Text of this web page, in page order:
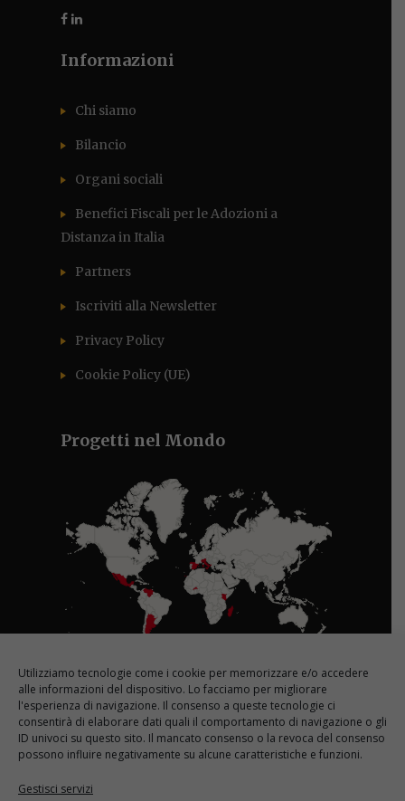
Utilizziamo tecnologie come i cookie per memorizzare e/o accedere
alle informazioni del dispositivo. Lo facciamo per migliorare
l'esperienza di navigazione. Il consenso a queste tecnologie ci
consentirà di elaborare dati quali il comportamento di navigazione o gli
ID univoci su questo sito. Il mancato consenso o la revoca del consenso
possono influire negativamente su alcune caratteristiche e funzioni.
Gestisci servizi
Informazioni
Chi siamo
Bilancio
Organi sociali
Benefici Fiscali per le Adozioni a
Distanza in Italia
Partners
Iscriviti alla Newsletter
Privacy Policy
Cookie Policy (UE)
Progetti nel Mondo
Le nostre sedi in Italia